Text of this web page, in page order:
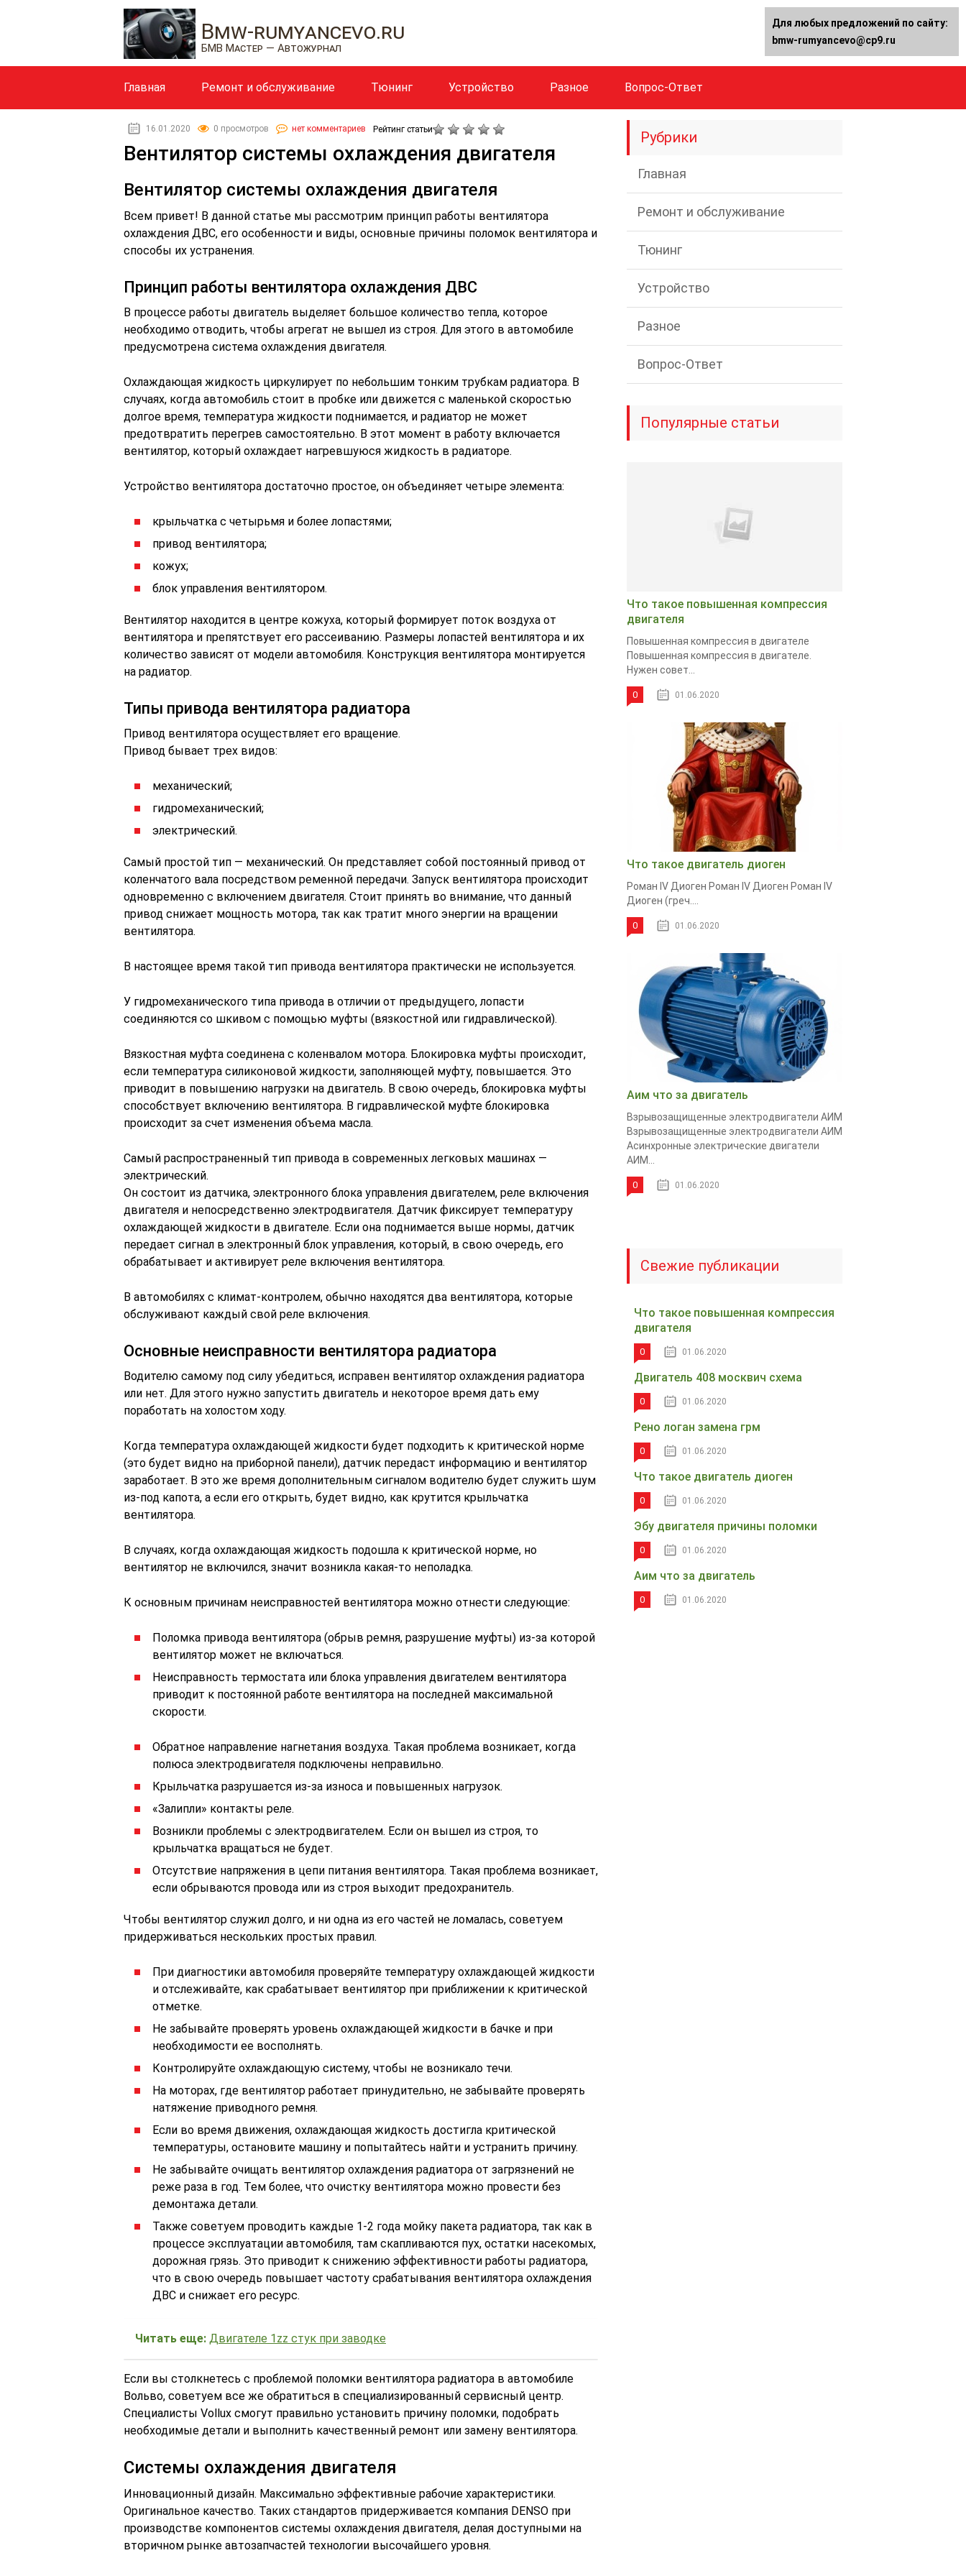
Bmw-rumyancevo.ru
БМВ Мастер — Автожурнал
Главная Ремонт и обслуживание Тюнинг Устройство Разное Вопрос-Ответ
16.01.2020 0 просмотров нет комментариев Рейтинг статьи
Вентилятор системы охлаждения двигателя
Вентилятор системы охлаждения двигателя
Всем привет! В данной статье мы рассмотрим принцип работы вентилятора
охлаждения ДВС, его особенности и виды, основные причины поломок вентилятора и
способы их устранения.
Принцип работы вентилятора охлаждения ДВС
В процессе работы двигатель выделяет большое количество тепла, которое
необходимо отводить, чтобы агрегат не вышел из строя. Для этого в автомобиле
предусмотрена система охлаждения двигателя.
Охлаждающая жидкость циркулирует по небольшим тонким трубкам радиатора. В
случаях, когда автомобиль стоит в пробке или движется с маленькой скоростью
долгое время, температура жидкости поднимается, и радиатор не может
предотвратить перегрев самостоятельно. В этот момент в работу включается
вентилятор, который охлаждает нагревшуюся жидкость в радиаторе.
Устройство вентилятора достаточно простое, он объединяет четыре элемента:
крыльчатка с четырьмя и более лопастями;
привод вентилятора;
кожух;
блок управления вентилятором.
Вентилятор находится в центре кожуха, который формирует поток воздуха от
вентилятора и препятствует его рассеиванию. Размеры лопастей вентилятора и их
количество зависят от модели автомобиля. Конструкция вентилятора монтируется
на радиатор.
Типы привода вентилятора радиатора
Привод вентилятора осуществляет его вращение.
Привод бывает трех видов:
механический;
гидромеханический;
электрический.
Самый простой тип — механический. Он представляет собой постоянный привод от
коленчатого вала посредством ременной передачи. Запуск вентилятора происходит
одновременно с включением двигателя. Стоит принять во внимание, что данный
привод снижает мощность мотора, так как тратит много энергии на вращении
вентилятора.
В настоящее время такой тип привода вентилятора практически не используется.
У гидромеханического типа привода в отличии от предыдущего, лопасти
соединяются со шкивом с помощью муфты (вязкостной или гидравлической).
Вязкостная муфта соединена с коленвалом мотора. Блокировка муфты происходит,
если температура силиконовой жидкости, заполняющей муфту, повышается. Это
приводит в повышению нагрузки на двигатель. В свою очередь, блокировка муфты
способствует включению вентилятора. В гидравлической муфте блокировка
происходит за счет изменения объема масла.
Самый распространенный тип привода в современных легковых машинах —
электрический.
Он состоит из датчика, электронного блока управления двигателем, реле включения
двигателя и непосредственно электродвигателя. Датчик фиксирует температуру
охлаждающей жидкости в двигателе. Если она поднимается выше нормы, датчик
передает сигнал в электронный блок управления, который, в свою очередь, его
обрабатывает и активирует реле включения вентилятора.
В автомобилях с климат-контролем, обычно находятся два вентилятора, которые
обслуживают каждый свой реле включения.
Основные неисправности вентилятора радиатора
Водителю самому под силу убедиться, исправен вентилятор охлаждения радиатора
или нет. Для этого нужно запустить двигатель и некоторое время дать ему
поработать на холостом ходу.
Когда температура охлаждающей жидкости будет подходить к критической норме
(это будет видно на приборной панели), датчик передаст информацию и вентилятор
заработает. В это же время дополнительным сигналом водителю будет служить шум
из-под капота, а если его открыть, будет видно, как крутится крыльчатка
вентилятора.
В случаях, когда охлаждающая жидкость подошла к критической норме, но
вентилятор не включился, значит возникла какая-то неполадка.
К основным причинам неисправностей вентилятора можно отнести следующие:
Поломка привода вентилятора (обрыв ремня, разрушение муфты) из-за которой
вентилятор может не включаться.
Неисправность термостата или блока управления двигателем вентилятора
приводит к постоянной работе вентилятора на последней максимальной
скорости.
Обратное направление нагнетания воздуха. Такая проблема возникает, когда
полюса электродвигателя подключены неправильно.
Крыльчатка разрушается из-за износа и повышенных нагрузок.
«Залипли» контакты реле.
Возникли проблемы с электродвигателем. Если он вышел из строя, то
крыльчатка вращаться не будет.
Отсутствие напряжения в цепи питания вентилятора. Такая проблема возникает,
если обрываются провода или из строя выходит предохранитель.
Чтобы вентилятор служил долго, и ни одна из его частей не ломалась, советуем
придерживаться нескольких простых правил.
При диагностики автомобиля проверяйте температуру охлаждающей жидкости
и отслеживайте, как срабатывает вентилятор при приближении к критической
отметке.
Не забывайте проверять уровень охлаждающей жидкости в бачке и при
необходимости ее восполнять.
Контролируйте охлаждающую систему, чтобы не возникало течи.
На моторах, где вентилятор работает принудительно, не забывайте проверять
натяжение приводного ремня.
Если во время движения, охлаждающая жидкость достигла критической
температуры, остановите машину и попытайтесь найти и устранить причину.
Не забывайте очищать вентилятор охлаждения радиатора от загрязнений не
реже раза в год. Тем более, что очистку вентилятора можно провести без
демонтажа детали.
Также советуем проводить каждые 1-2 года мойку пакета радиатора, так как в
процессе эксплуатации автомобиля, там скапливаются пух, остатки насекомых,
дорожная грязь. Это приводит к снижению эффективности работы радиатора,
что в свою очередь повышает частоту срабатывания вентилятора охлаждения
ДВС и снижает его ресурс.
Читать еще: Двигателе 1zz стук при заводке
Если вы столкнетесь с проблемой поломки вентилятора радиатора в автомобиле
Вольво, советуем все же обратиться в специализированный сервисный центр.
Специалисты Vollux смогут правильно установить причину поломки, подобрать
необходимые детали и выполнить качественный ремонт или замену вентилятора.
Системы охлаждения двигателя
Инновационный дизайн. Максимально эффективные рабочие характеристики.
Оригинальное качество. Таких стандартов придерживается компания DENSO при
производстве компонентов системы охлаждения двигателя, делая доступными на
вторичном рынке автозапчастей технологии высочайшего уровня.
Рубрики
Главная
Ремонт и обслуживание
Тюнинг
Устройство
Разное
Вопрос-Ответ
Популярные статьи
Что такое повышенная компрессия
двигателя
Повышенная компрессия в двигателе
Повышенная компрессия в двигателе.
Нужен совет...
0 01.06.2020
Что такое двигатель диоген
Роман IV Диоген Роман IV Диоген Роман IV
Диоген (греч....
0 01.06.2020
Аим что за двигатель
Взрывозащищенные электродвигатели АИМ
Взрывозащищенные электродвигатели АИМ
Асинхронные электрические двигатели
АИМ...
0 01.06.2020
Свежие публикации
Что такое повышенная компрессия
двигателя
0 01.06.2020
Двигатель 408 москвич схема
0 01.06.2020
Рено логан замена грм
0 01.06.2020
Что такое двигатель диоген
0 01.06.2020
Эбу двигателя причины поломки
0 01.06.2020
Аим что за двигатель
0 01.06.2020
Для любых предложений по сайту:
bmw-rumyancevo@cp9.ru